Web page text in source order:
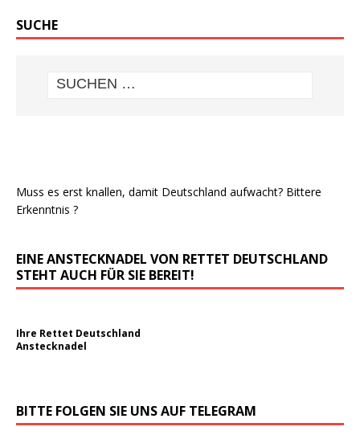
SUCHE
Muss es erst knallen, damit Deutschland aufwacht? Bittere
Erkenntnis ?
EINE ANSTECKNADEL VON RETTET DEUTSCHLAND
STEHT AUCH FÜR SIE BEREIT!
Ihre Rettet Deutschland
Anstecknadel
BITTE FOLGEN SIE UNS AUF TELEGRAM